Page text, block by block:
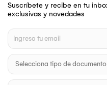
Suscríbete y recibe en tu
exclusivas y novedades